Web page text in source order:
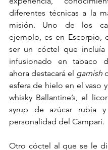
diferentes técnicas a la
misión. Uno de los
ejemplo, es en Escorpio,
ser un cóctel que incluía
infusionado en tabaco
ahora destacará el garnish
esfera de hielo en el vaso
whisky Ballantine’s, el
syrup de azúcar rubia
personalidad del Campari.
Otro cóctel al que se le